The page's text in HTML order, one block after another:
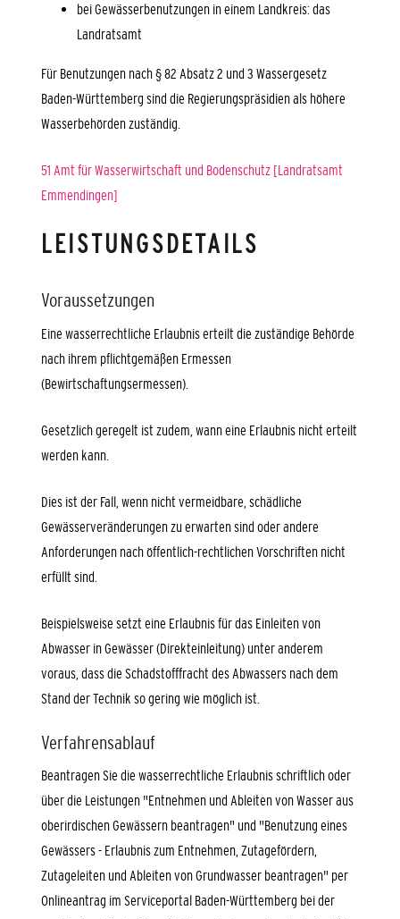
bei Gewässerbenutzungen in einem Landkreis: das
Landratsamt
Für Benutzungen nach § 82 Absatz 2 und 3 Wassergesetz
Baden-Württemberg sind die Regierungspräsidien als höhere
Wasserbehörden zuständig.
51 Amt für Wasserwirtschaft und Bodenschutz [Landratsamt
Emmendingen]
LEISTUNGSDETAILS
Voraussetzungen
Eine wasserrechtliche Erlaubnis erteilt die zuständige Behörde
nach ihrem pflichtgemäßen Ermessen
(Bewirtschaftungsermessen).
Gesetzlich geregelt ist zudem, wann eine Erlaubnis nicht erteilt
werden kann.
Dies ist der Fall, wenn nicht vermeidbare, schädliche
Gewässerveränderungen zu erwarten sind oder andere
Anforderungen nach öffentlich-rechtlichen Vorschriften nicht
erfüllt sind.
Beispielsweise setzt eine Erlaubnis für das Einleiten von
Abwasser in Gewässer (Direkteinleitung) unter anderem
voraus, dass die Schadstofffracht des Abwassers nach dem
Stand der Technik so gering wie möglich ist.
Verfahrensablauf
Beantragen Sie die wasserrechtliche Erlaubnis schriftlich oder
über die Leistungen "Entnehmen und Ableiten von Wasser aus
oberirdischen Gewässern beantragen" und "Benutzung eines
Gewässers - Erlaubnis zum Entnehmen, Zutagefördern,
Zutageleiten und Ableiten von Grundwasser beantragen" per
Onlineantrag im Serviceportal Baden-Württemberg bei der